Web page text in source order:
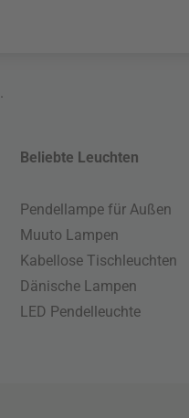
.
Beliebte Leuchten
Pendellampe für Außen
Muuto Lampen
Kabellose Tischleuchten
Dänische Lampen
LED Pendelleuchte